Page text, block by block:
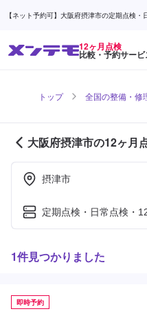
【ネット予約可】大阪府摂津市の定期点検
12ヶ月点検
比較・予約サービ
トップ 全国の整備・修
大阪府摂津市の12ヶ月
舗紹介 (1ページ目)
摂津市
定期点検・日常点検・
1件見つかりました
即時予約